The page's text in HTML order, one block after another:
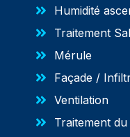
Humidité
Traitement
Mérule
Façade /
Ventilation
Traitement